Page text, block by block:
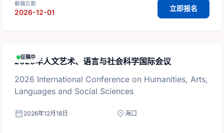
截稿日期
2026-12-01 立即报名
征稿中
2026年人文艺术、语言与社会科学国际会议
2026 International Conference on Humanities, Arts,
Languages and Social Sciences
calendar_month 2026年12月18日 location_on 海口